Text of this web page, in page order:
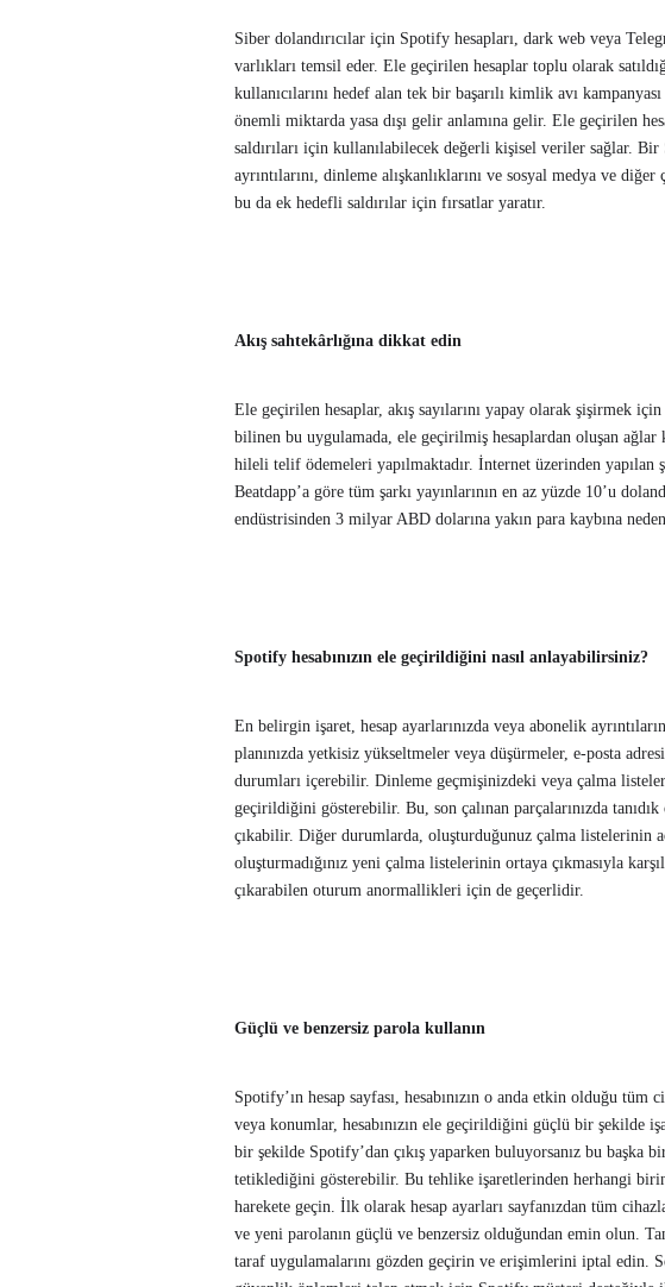
Siber dolandırıcılar için Spotify hesapları, dark web veya
varlıkları temsil eder. Ele geçirilen hesaplar toplu olarak
kullanıcılarını hedef alan tek bir başarılı kimlik avı
önemli miktarda yasa dışı gelir anlamına gelir. Ele geçirilen
saldırıları için kullanılabilecek değerli kişisel veriler sağlar.
ayrıntılarını, dinleme alışkanlıklarını ve sosyal medya ve
bu da ek hedefli saldırılar için fırsatlar yaratır.
Akış sahtekârlığına dikkat edin
Ele geçirilen hesaplar, akış sayılarını yapay olarak şişirmek
bilinen bu uygulamada, ele geçirilmiş hesaplardan oluşan
hileli telif ödemeleri yapılmaktadır. İnternet üzerinden yapılan
Beatdapp’a göre tüm şarkı yayınlarının en az yüzde 10’u
endüstrisinden 3 milyar ABD dolarına yakın para kaybına
Spotify hesabınızın ele geçirildiğini nasıl anlayabilirsiniz?
En belirgin işaret, hesap ayarlarınızda veya abonelik
planınızda yetkisiz yükseltmeler veya düşürmeler, e-posta
durumları içerebilir. Dinleme geçmişinizdeki veya çalma
geçirildiğini gösterebilir. Bu, son çalınan parçalarınızda
çıkabilir. Diğer durumlarda, oluşturduğunuz çalma listelerinin
oluşturmadığınız yeni çalma listelerinin ortaya çıkmasıyla
çıkarabilen oturum anormallikleri için de geçerlidir.
Güçlü ve benzersiz parola kullanın
Spotify’ın hesap sayfası, hesabınızın o anda etkin olduğu
veya konumlar, hesabınızın ele geçirildiğini güçlü bir şekilde
bir şekilde Spotify’dan çıkış yaparken buluyorsanız bu başka
tetiklediğini gösterebilir. Bu tehlike işaretlerinden herhangi
harekete geçin. İlk olarak hesap ayarları sayfanızdan tüm
ve yeni parolanın güçlü ve benzersiz olduğundan emin olun.
taraf uygulamalarını gözden geçirin ve erişimlerini iptal edin.